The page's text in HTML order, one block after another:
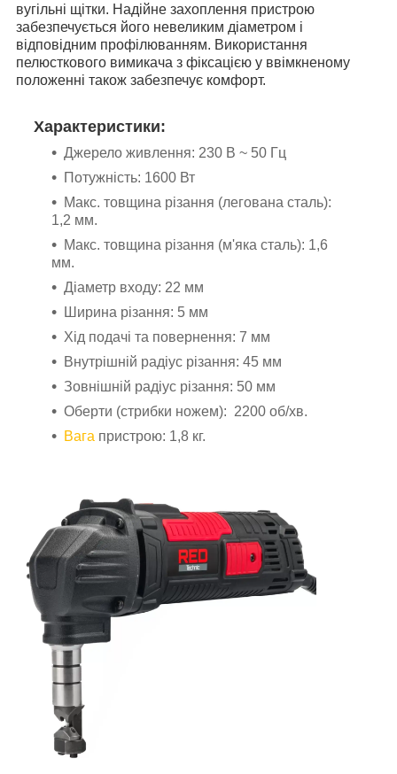
вугільні щітки. Надійне захоплення пристрою
забезпечується його невеликим діаметром і
відповідним профілюванням. Використання
пелюсткового вимикача з фіксацією у ввімкненому
положенні також забезпечує комфорт.
Характеристики:
Джерело живлення: 230 В ~ 50 Гц
Потужність: 1600 Вт
Макс. товщина різання (легована сталь):
1,2 мм.
Макс. товщина різання (м'яка сталь): 1,6
мм.
Діаметр входу: 22 мм
Ширина різання: 5 мм
Хід подачі та повернення: 7 мм
Внутрішній радіус різання: 45 мм
Зовнішній радіус різання: 50 мм
Оберти (стрибки ножем): 2200 об/хв.
Вага пристрою: 1,8 кг.